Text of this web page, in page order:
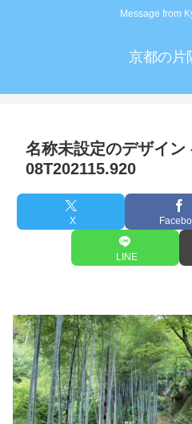
Message from
京都の片
名称未設定のデザイン
08T202115.920
X
LINE